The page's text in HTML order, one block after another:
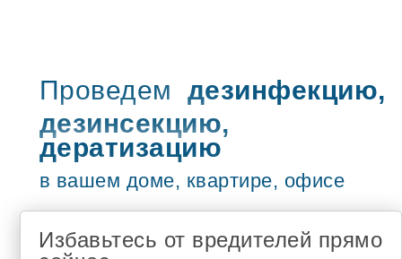
Проведем дезинфекцию,
дезинсекцию,
дератизацию
в вашем доме, квартире, офисе
Избавьтесь от вредителей прямо